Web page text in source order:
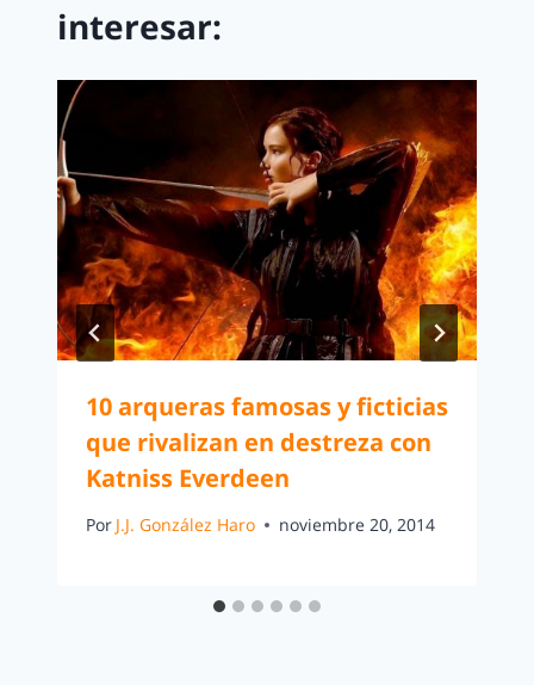
interesar:
10 arqueras famosas y ficticias
que rivalizan en destreza con
Katniss Everdeen
Por J.J. González Haro noviembre 20, 2014